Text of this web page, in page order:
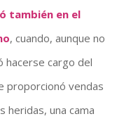
también en el
, cuando, aunque no
hacerse cargo del
proporcionó vendas
heridas, una cama